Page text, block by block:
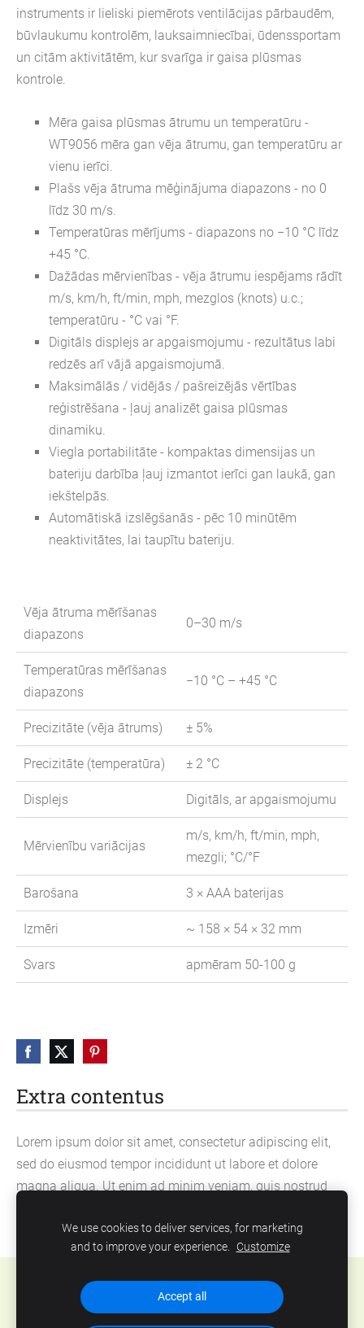
Extra contentus
Lorem ipsum dolor sit amet, consectetur adipiscing elit,
sed do eiusmod tempor incididunt ut labore et dolore
magna aliqua. Ut enim ad minim veniam, quis nostrud
commodo consequat.
instruments ir lieliski piemērots ventilācijas pārbaudēm,
būvlaukumu kontrolēm, lauksaimniecībai, ūdenssportam
un citām aktivitātēm, kur svarīga ir gaisa plūsmas
kontrole.
Mēra gaisa plūsmas ātrumu un temperatūru -
WT9056 mēra gan vēja ātrumu, gan temperatūru ar
vienu ierīci.
Plašs vēja ātruma mēģinājuma diapazons - no 0
līdz 30 m/s.
Temperatūras mērījums - diapazons no −10 °C līdz
+45 °C.
Dažādas mērvienības - vēja ātrumu iespējams rādīt
m/s, km/h, ft/min, mph, mezglos (knots) u.c.;
temperatūru - °C vai °F.
Digitāls displejs ar apgaismojumu - rezultātus labi
redzēs arī vājā apgaismojumā.
Maksimālās / vidējās / pašreizējās vērtības
reģistrēšana - ļauj analizēt gaisa plūsmas
dinamiku.
Viegla portabilitāte - kompaktas dimensijas un
bateriju darbība ļauj izmantot ierīci gan laukā, gan
iekštelpās.
Automātiskā izslēgšanās - pēc 10 minūtēm
neaktivitātes, lai taupītu bateriju.
Vēja ātruma mērīšanas
diapazons
0–30 m/s
Temperatūras mērīšanas
diapazons
−10 °C – +45 °C
Precizitāte (vēja ātrums) ± 5%
Precizitāte (temperatūra) ± 2 °C
Displejs Digitāls, ar apgaismojumu
Mērvienību variācijas
m/s, km/h, ft/min, mph,
mezgli; °C/°F
Barošana 3 × AAA baterijas
Izmēri ~ 158 × 54 × 32 mm
Svars apmēram 50-100 g
Cookies
We use cookies to deliver services, for marketing
and to improve your experience. Customize
Accept all